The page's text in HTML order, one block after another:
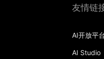
友情链
AI开放平
AI Studio